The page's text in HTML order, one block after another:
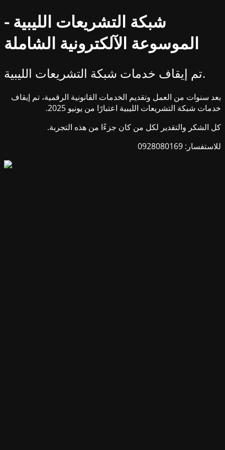
شبكة التشريعات الليبية -
الموسوعة الآلكترونية الشاملة
تم إيقاف خدمات شبكة التشريعات الليبية.
بعد سنوات من العمل وتقديم الخدمات القانونية الرقمية، تم إيقاف
خدمات شبكة التشريعات الليبية اعتبارًا من يونيو 2025.
كل الشكر والتقدير لكل من كان جزءًا من هذه التجربة.
للاستفسار: 0928080169